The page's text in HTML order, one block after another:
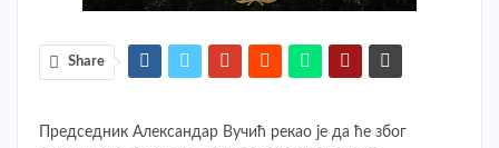
Share
Председник Александар Вучић рекао је да ће због